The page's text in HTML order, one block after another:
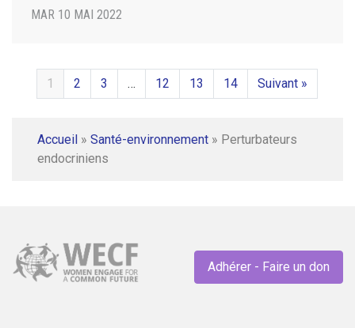
MAR 10 MAI 2022
1 2 3 … 12 13 14 Suivant »
Accueil » Santé-environnement » Perturbateurs
endocriniens
Adhérer - Faire un don